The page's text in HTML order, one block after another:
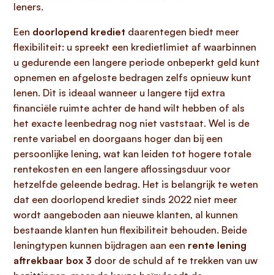
leners.
Een doorlopend krediet daarentegen biedt meer
flexibiliteit: u spreekt een kredietlimiet af waarbinnen
u gedurende een langere periode onbeperkt geld kunt
opnemen en afgeloste bedragen zelfs opnieuw kunt
lenen. Dit is ideaal wanneer u langere tijd extra
financiële ruimte achter de hand wilt hebben of als
het exacte leenbedrag nog niet vaststaat. Wel is de
rente variabel en doorgaans hoger dan bij een
persoonlijke lening, wat kan leiden tot hogere totale
rentekosten en een langere aflossingsduur voor
hetzelfde geleende bedrag. Het is belangrijk te weten
dat een doorlopend krediet sinds 2022 niet meer
wordt aangeboden aan nieuwe klanten, al kunnen
bestaande klanten hun flexibiliteit behouden. Beide
leningtypen kunnen bijdragen aan een rente lening
aftrekbaar box 3 door de schuld af te trekken van uw